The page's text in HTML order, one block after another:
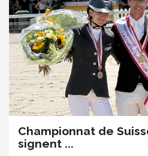
Championnat de
signent ...